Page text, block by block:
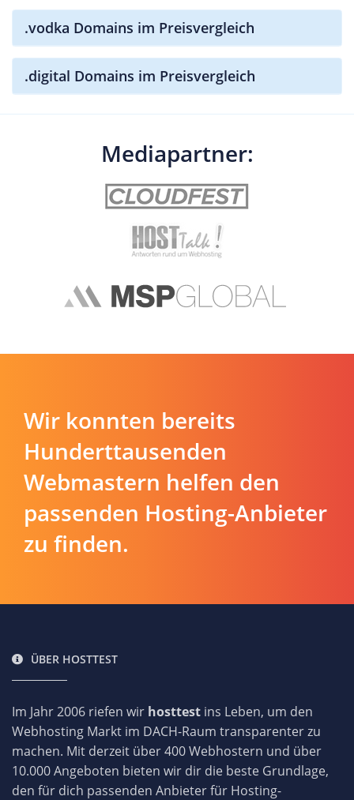
.vodka Domains im Preisvergleich
.digital Domains im Preisvergleich
Mediapartner:
Wir konnten bereits
Hunderttausenden
Webmastern helfen den
passenden Hosting-Anbieter
zu finden.
ÜBER HOSTTEST
Im Jahr 2006 riefen wir hosttest ins Leben, um den
Webhosting Markt im DACH-Raum transparenter zu
machen. Mit derzeit über 400 Webhostern und über
10.000 Angeboten bieten wir dir die beste Grundlage,
den für dich passenden Anbieter für Hosting-